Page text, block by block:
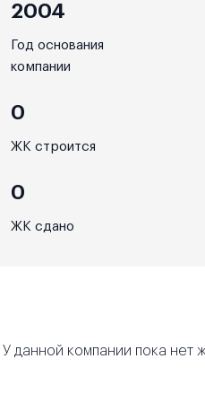
2004
Год основания
компании
0
ЖК строится
0
ЖК сдано
У данной компании пока нет